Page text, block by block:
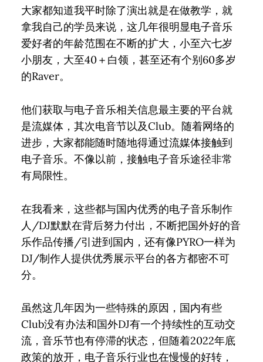
大家都知道我平时除了演出就是在做教学，就
拿我自己的学员来说，这几年很明显电子音乐
爱好者的年龄范围在不断的扩大，小至六七岁
小朋友，大至40＋白领，甚至还有个别60多岁
的Raver。
他们获取与电子音乐相关信息最主要的平台就
是流媒体，其次电音节以及Club。随着网络的
进步，大家都能随时随地得通过流媒体接触到
电子音乐。不像以前，接触电子音乐途径非常
有局限性。
在我看来，这些都与国内优秀的电子音乐制作
人/DJ默默在背后努力付出，不断把国外好的音
乐作品传播/引进到国内，还有像PYRO一样为
DJ/制作人提供优秀展示平台的各方都密不可
分。
虽然这几年因为一些特殊的原因，国内有些
Club没有办法和国外DJ有一个持续性的互动交
流，音乐节也有停滞的状态，但随着2022年底
政策的放开，电子音乐行业也在慢慢的好转，